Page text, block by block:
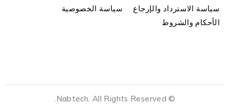
سياسة الاسترداد والإرجاع
سياسة الخصوصية
الأحكام والشروط
© Nabtech. All Rights Reserved.